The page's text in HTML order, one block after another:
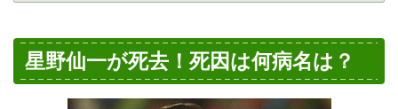
星野仙一が死去！死因は何病名は？